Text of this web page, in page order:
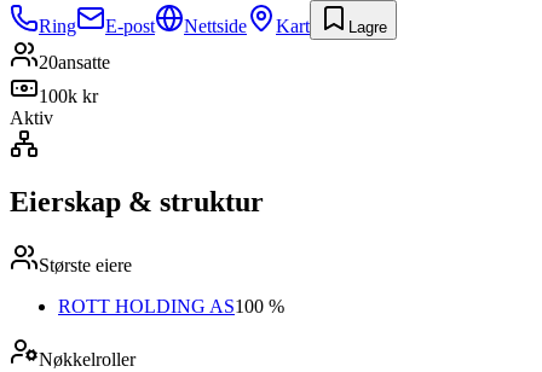
Ring
E-post Nettside Kart Lagre
20ansatte
100k kr
Aktiv
Eierskap & struktur
Største eiere
ROTT HOLDING AS100 %
Nøkkelroller